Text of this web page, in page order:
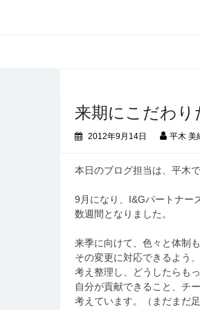
来期にこだわり
2012年9月14日 平木 美
本日のブログ担当は、平木で
9月になり、I&Gパートナー
数週間となりました。
来季に向けて、色々と体制
その変更に対応できるよう
考え整理し、どうしたらも
自分が貢献できること、チ
考えています。（まだまだ